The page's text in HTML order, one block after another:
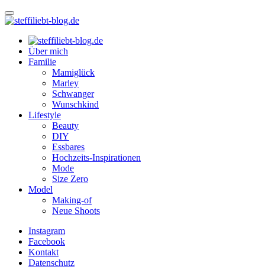
Über mich
Familie
Mamiglück
Marley
Schwanger
Wunschkind
Lifestyle
Beauty
DIY
Essbares
Hochzeits-Inspirationen
Mode
Size Zero
Model
Making-of
Neue Shoots
Instagram
Facebook
Kontakt
Datenschutz